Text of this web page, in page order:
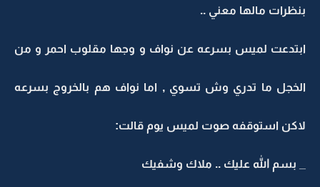
بنظرات مالها معني ..
ابتدعت لميس بسرعه عن نواف و وجها مقلوب احمر و من
الخجل ما تدري وش تسوي , اما نواف هم بالخروج بسرعه
لاكن استوقفه صوت لميس يوم قالت:
_ بسم الله عليك .. ملاك وشفيك